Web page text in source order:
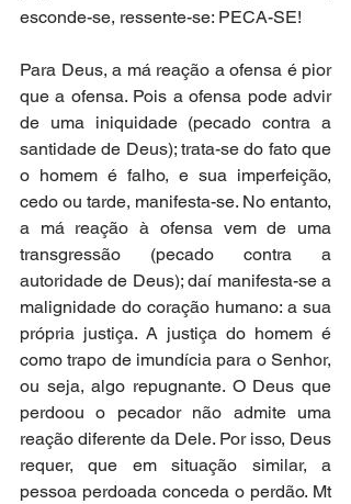
esconde-se, ressente-se: PECA-SE!
Para Deus, a má reação a ofensa é pior
que a ofensa. Pois a ofensa pode advir
de uma iniquidade (pecado contra a
santidade de Deus); trata-se do fato que
o homem é falho, e sua imperfeição,
cedo ou tarde, manifesta-se. No entanto,
a má reação à ofensa vem de uma
transgressão (pecado contra a
autoridade de Deus); daí manifesta-se a
malignidade do coração humano: a sua
própria justiça. A justiça do homem é
como trapo de imundícia para o Senhor,
ou seja, algo repugnante. O Deus que
perdoou o pecador não admite uma
reação diferente da Dele. Por isso, Deus
requer, que em situação similar, a
pessoa perdoada conceda o perdão. Mt